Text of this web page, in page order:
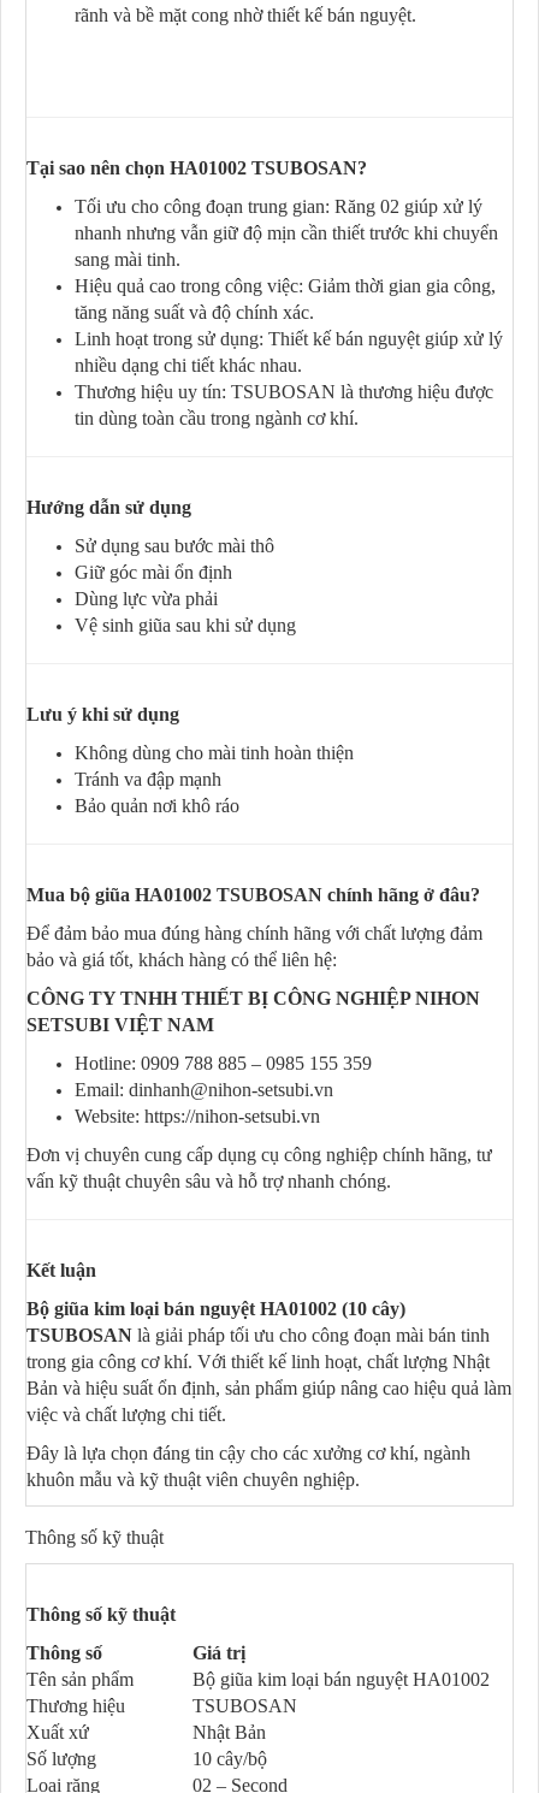
rãnh và bề mặt cong nhờ thiết kế bán nguyệt.
Tại sao nên chọn HA01002 TSUBOSAN?
Tối ưu cho công đoạn trung gian: Răng 02 giúp xử lý
nhanh nhưng vẫn giữ độ mịn cần thiết trước khi chuyển
sang mài tinh.
Hiệu quả cao trong công việc: Giảm thời gian gia công,
tăng năng suất và độ chính xác.
Linh hoạt trong sử dụng: Thiết kế bán nguyệt giúp xử lý
nhiều dạng chi tiết khác nhau.
Thương hiệu uy tín: TSUBOSAN là thương hiệu được
tin dùng toàn cầu trong ngành cơ khí.
Hướng dẫn sử dụng
Sử dụng sau bước mài thô
Giữ góc mài ổn định
Dùng lực vừa phải
Vệ sinh giũa sau khi sử dụng
Lưu ý khi sử dụng
Không dùng cho mài tinh hoàn thiện
Tránh va đập mạnh
Bảo quản nơi khô ráo
Mua bộ giũa HA01002 TSUBOSAN chính hãng ở đâu?
Để đảm bảo mua đúng hàng chính hãng với chất lượng đảm
bảo và giá tốt, khách hàng có thể liên hệ:
CÔNG TY TNHH THIẾT BỊ CÔNG NGHIỆP NIHON
SETSUBI VIỆT NAM
Hotline: 0909 788 885 – 0985 155 359
Email: dinhanh@nihon-setsubi.vn
Website: https://nihon-setsubi.vn
Đơn vị chuyên cung cấp dụng cụ công nghiệp chính hãng, tư
vấn kỹ thuật chuyên sâu và hỗ trợ nhanh chóng.
Kết luận
Bộ giũa kim loại bán nguyệt HA01002 (10 cây)
TSUBOSAN là giải pháp tối ưu cho công đoạn mài bán tinh
trong gia công cơ khí. Với thiết kế linh hoạt, chất lượng Nhật
Bản và hiệu suất ổn định, sản phẩm giúp nâng cao hiệu quả làm
việc và chất lượng chi tiết.
Đây là lựa chọn đáng tin cậy cho các xưởng cơ khí, ngành
khuôn mẫu và kỹ thuật viên chuyên nghiệp.
Thông số kỹ thuật
Thông số kỹ thuật
Thông số
Giá trị
Tên sản phẩm
Bộ giũa kim loại bán nguyệt HA01002
Thương hiệu
TSUBOSAN
Xuất xứ
Nhật Bản
Số lượng
10 cây/bộ
Loại răng
02 – Second